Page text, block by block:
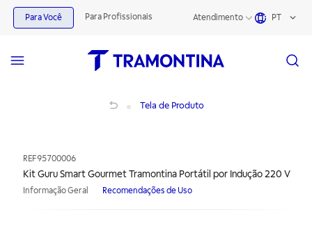
Para Você Para Profissionais Atendimento PT
Tela de Produto
REF95700006
Kit Guru Smart Gourmet Tramontina Portátil por Indução 220 V
Informação Geral Recomendações de Uso